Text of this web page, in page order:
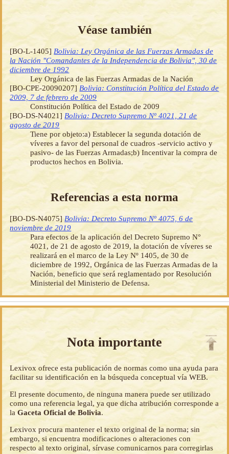
Véase también
[BO-L-1405]Bolivia: Ley Orgánica de las Fuerzas Armadas de
la Nación "Comandantes de la Independencia de Bolivia", 30 de
diciembre de 1992
Ley Orgánica de las Fuerzas Armadas de la Nación
[BO-CPE-20090207]Bolivia: Constitución Política del Estado de
2009, 7 de febrero de 2009
Constitución Política del Estado de 2009
[BO-DS-N4021]Bolivia: Decreto Supremo Nº 4021, 21 de
agosto de 2019
Tiene por objeto:a) Establecer la segunda dotación de
víveres a favor del personal de cuadros -servicio activo y
pasivo- de las Fuerzas Armadas;b) Incentivar la compra de
productos hechos en Bolivia.
Referencias a esta norma
[BO-DS-N4075]Bolivia: Decreto Supremo Nº 4075, 6 de
noviembre de 2019
Para efectos de la aplicación del Decreto Supremo N°
4021, de 21 de agosto de 2019, la dotación de víveres se
realizará en el marco de la Ley Nº 1405, de 30 de
diciembre de 1992, Orgánica de las Fuerzas Armadas de la
Nación, beneficio que será reglamentado por Resolución
Ministerial del Ministerio de Defensa.
Nota importante
Lexivox ofrece esta publicación de normas como una ayuda para
facilitar su identificación en la búsqueda conceptual vía WEB.
El presente documento, de ninguna manera puede ser utilizado
como una referencia legal, ya que dicha atribución corresponde a
laGaceta Oficial de Bolivia.
Lexivox procura mantener el texto original de la norma; sin
embargo, si encuentra modificaciones o alteraciones con
respecto al texto original, sírvase comunicarnos para corregirlas